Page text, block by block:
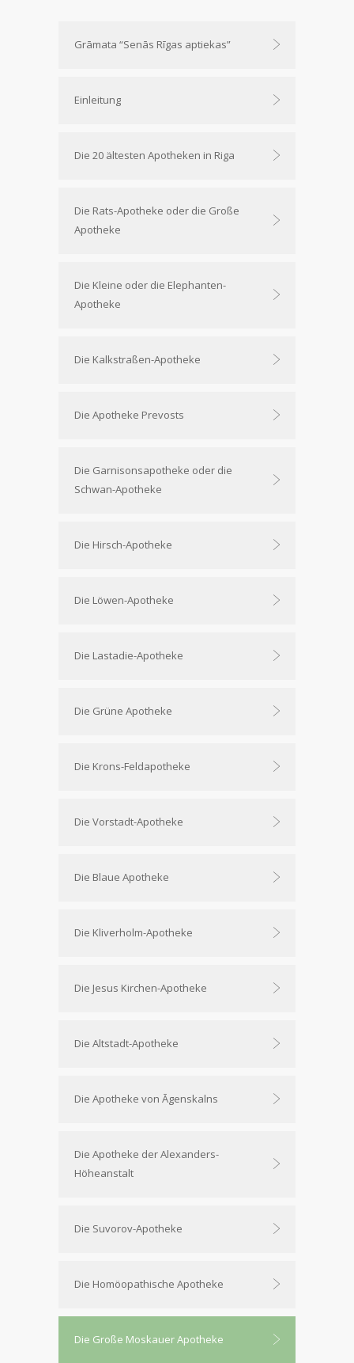
Grāmata “Senās Rīgas aptiekas”
Einleitung
Die 20 ältesten Apotheken in Riga
Die Rats-Apotheke oder die Große
Apotheke
Die Kleine oder die Elephanten-
Apotheke
Die Kalkstraßen-Apotheke
Die Apotheke Prevosts
Die Garnisonsapotheke oder die
Schwan-Apotheke
Die Hirsch-Apotheke
Die Löwen-Apotheke
Die Lastadie-Apotheke
Die Grüne Apotheke
Die Krons-Feldapotheke
Die Vorstadt-Apotheke
Die Blaue Apotheke
Die Kliverholm-Apotheke
Die Jesus Kirchen-Apotheke
Die Altstadt-Apotheke
Die Apotheke von Āgenskalns
Die Apotheke der Alexanders-
Höheanstalt
Die Suvorov-Apotheke
Die Homöopathische Apotheke
Die Große Moskauer Apotheke